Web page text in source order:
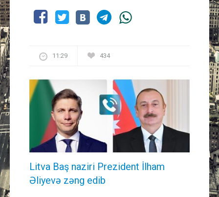
11:29 434
Litva Baş naziri Prezident İlham
Əliyevə zəng edib